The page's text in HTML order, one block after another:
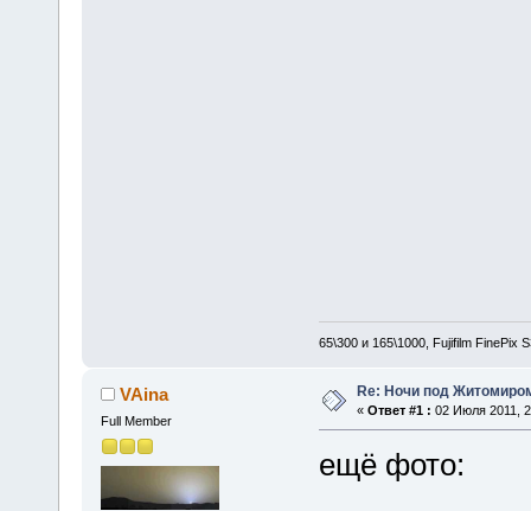
65\300 и 165\1000, Fujifilm FinePix
VAina
Full Member
Re: Ночи под
« Ответ #1 : 02 Июля 2011,
ещё фото: